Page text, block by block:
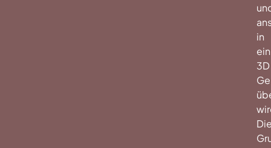
in
ein
3D